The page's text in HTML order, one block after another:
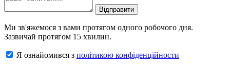
Відправити
Ми зв'яжемося з вами протягом одного робочого дня.
Зазвичай протягом 15 хвилин.
Я ознайомився з політикою конфіденційности